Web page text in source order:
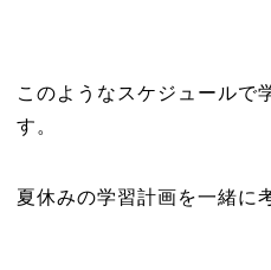
このようなスケジュールで
す。
夏休みの学習計画を一緒に